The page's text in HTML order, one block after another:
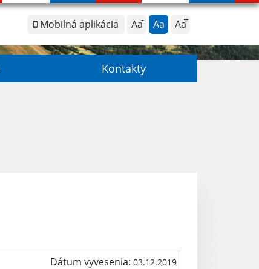
Mobilná aplikácia Aa Aa Aa
Kontakty
Dátum vyvesenia: 03.12.2019